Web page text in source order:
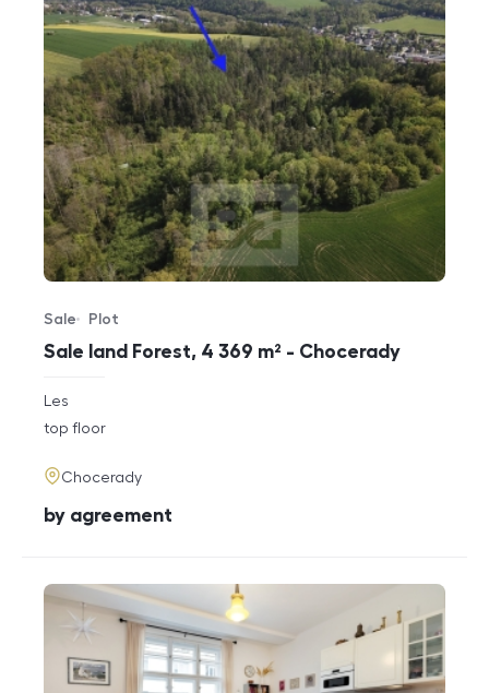
Sale land Forest, 4 369 m² - Chocerady
Offer type
Sale
Property type
Plot
rozměry
disposition
Les
funkce
top floor
adresa
Chocerady
cena
by agreement